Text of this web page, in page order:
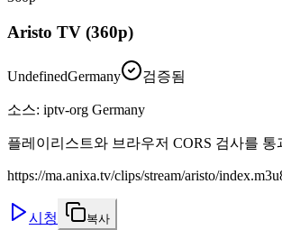
Aristo TV (360p)
UndefinedGermany 검증됨
소스: iptv-org Germany
플레이리스트와 브라우저 CORS 검사를 통
https://ma.anixa.tv/clips/stream/aristo/
시청 복사